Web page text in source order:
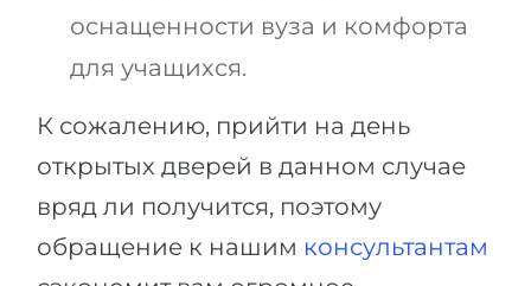
оснащенности вуза и комфорта
для учащихся.
К сожалению, прийти на день
открытых дверей в данном случае
вряд ли получится, поэтому
обращение к нашим консультантам